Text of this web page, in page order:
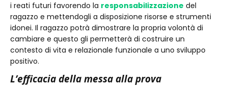
i reati futuri favorendo la responsabilizzazione del
ragazzo e mettendogli a disposizione risorse e strumenti
idonei. Il ragazzo potrà dimostrare la propria volontà di
cambiare e questo gli permetterà di costruire un
contesto di vita e relazionale funzionale a uno sviluppo
positivo.
L’efficacia della messa alla prova